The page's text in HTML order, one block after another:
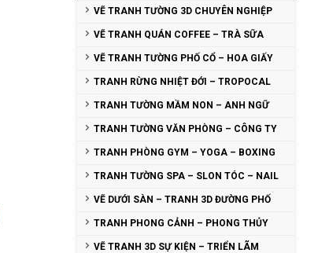
VẼ TRANH TƯỜNG 3D CHUYÊN NGHIỆP
VẼ TRANH QUÁN COFFEE – TRÀ SỮA
VẼ TRANH TƯỜNG PHỐ CỔ – HOA GIẤY
TRANH RỪNG NHIỆT ĐỚI – TROPOCAL
TRANH TƯỜNG MẦM NON – ANH NGỮ
TRANH TƯỜNG VĂN PHÒNG – CÔNG TY
TRANH PHÒNG GYM – YOGA – BOXING
TRANH TƯỜNG SPA – SLON TÓC – NAIL
VẼ DƯỚI SÀN – TRANH 3D ĐƯỜNG PHỐ
TRANH PHONG CẢNH – PHONG THỦY
VẼ TRANH 3D SỰ KIỆN – TRIỂN LÃM